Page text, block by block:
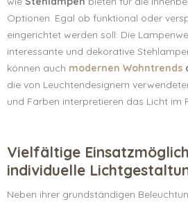
Optionen. Egal ob funktional oder
eingerichtet werden soll: Die
interessante und dekorative
können auch modernen Wohntrends
die von Leuchtendesignern
und Farben interpretieren das Licht im
Vielfältige
individuelle
Neben ihrer grundständigen